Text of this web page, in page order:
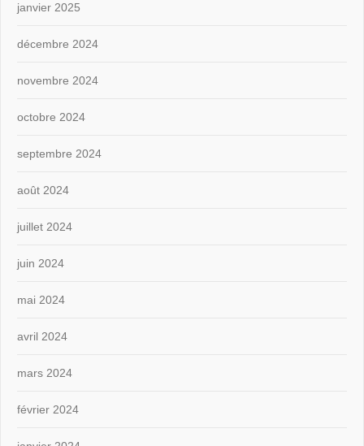
janvier 2025
décembre 2024
novembre 2024
octobre 2024
septembre 2024
août 2024
juillet 2024
juin 2024
mai 2024
avril 2024
mars 2024
février 2024